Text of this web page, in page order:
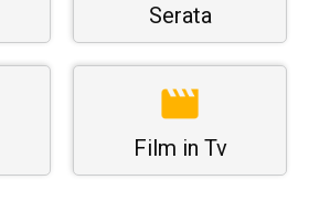
Serata
Film in Tv